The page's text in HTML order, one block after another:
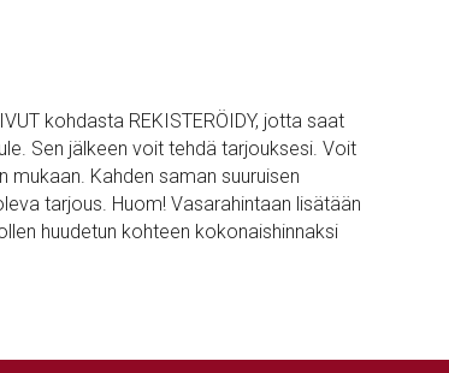
kohdasta REKISTERÖIDY, jotta saat
Sen jälkeen voit tehdä tarjouksesi. Voit
Kahden saman suuruisen
tarjous. Huom! Vasarahintaan lisätään
huudetun kohteen kokonaishinnaksi